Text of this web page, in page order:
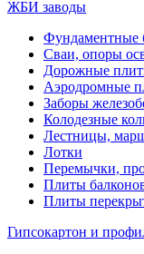
ЖБИ заводы
Фундаментные
Сваи, опоры
Дорожные
Аэродромные
Заборы
Колодезные
Лестницы,
Лотки
Перемычки,
Плиты
Плиты
Гипсокартон и